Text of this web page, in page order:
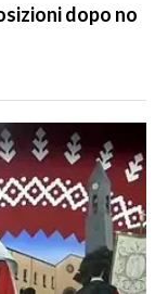
dopo no